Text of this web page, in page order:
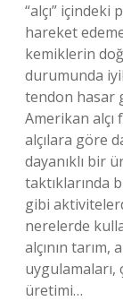
“alçı” içindeki
hareket
kemiklerin
durumunda
tendon hasar
Amerikan alçı
alçılara göre
dayanıklı bir
taktıklarında
gibi
nerelerde
alçının tarım,
uygulamaları,
üretimi…